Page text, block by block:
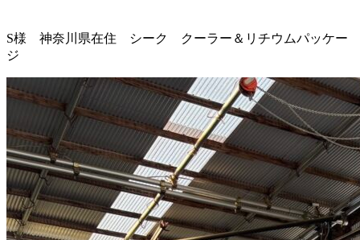
S様 神奈川県在住 シーク クーラー＆リチウムパッケー
ジ